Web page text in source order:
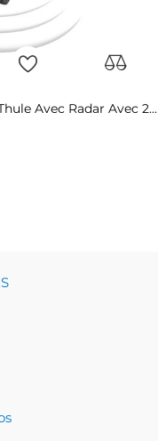
Avec Radar Avec 2...